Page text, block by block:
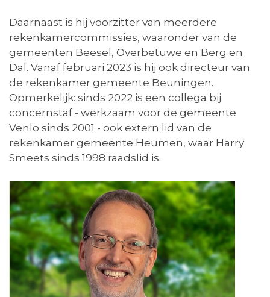
Daarnaast is hij voorzitter van meerdere
rekenkamercommissies, waaronder van de
gemeenten Beesel, Overbetuwe en Berg en
Dal. Vanaf februari 2023 is hij ook directeur van
de rekenkamer gemeente Beuningen.
Opmerkelijk: sinds 2022 is een collega bij
concernstaf - werkzaam voor de gemeente
Venlo sinds 2001 - ook extern lid van de
rekenkamer gemeente Heumen, waar Harry
Smeets sinds 1998 raadslid is.